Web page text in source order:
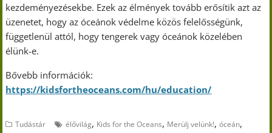
kezdeményezésekbe. Ezek az élmények tovább erősítik azt az
üzenetet, hogy az óceánok védelme közös felelősségünk,
függetlenül attól, hogy tengerek vagy óceánok közelében
élünk-e.
Bővebb információk:
https://kidsfortheoceans.com/hu/education/
Tudástár élővilág, Kids for the Oceans, Merülj velünk!,óceán,